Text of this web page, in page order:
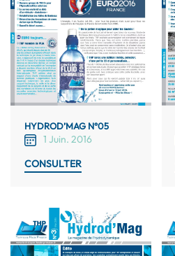
HYDROD’MAG N°05
1 Juin. 2016
CONSULTER